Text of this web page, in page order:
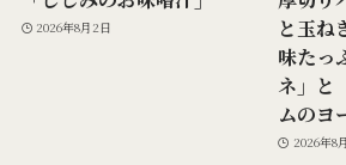
2026年8月2日
と玉ね
味たっ
ネ」と
ムのヨ
2026年8